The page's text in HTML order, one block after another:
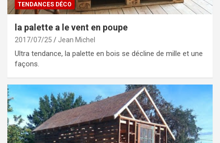
TENDANCES DÉCO
la palette a le vent en poupe
2017/07/25 Jean Michel
Ultra tendance, la palette en bois se décline de mille et une
façons.